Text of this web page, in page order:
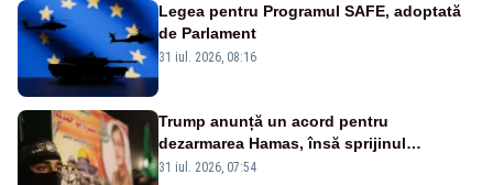
Legea pentru Programul SAFE, adoptată
de Parlament
31 iul. 2026, 08:16
Trump anunță un acord pentru
dezarmarea Hamas, însă sprijinul
Israelului rămâne incert
31 iul. 2026, 07:54